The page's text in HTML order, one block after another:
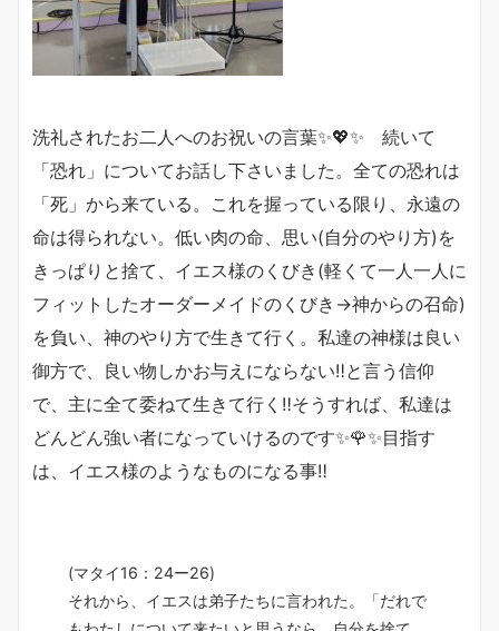
洗礼されたお二人へのお祝いの言葉✨💖✨ 続いて
「恐れ」についてお話し下さいました。全ての恐れは
「死」から来ている。これを握っている限り、永遠の
命は得られない。低い肉の命、思い(自分のやり方)を
きっぱりと捨て、イエス様のくびき(軽くて一人一人に
フィットしたオーダーメイドのくびき→神からの召命)
を負い、神のやり方で生きて行く。私達の神様は良い
御方で、良い物しかお与えにならない‼️と言う信仰
で、主に全て委ねて生きて行く‼️そうすれば、私達は
どんどん強い者になっていけるのです✨🌹✨目指す
は、イエス様のようなものになる事‼️
(マタイ16：24ー26)
それから、イエスは弟子たちに言われた。「だれで